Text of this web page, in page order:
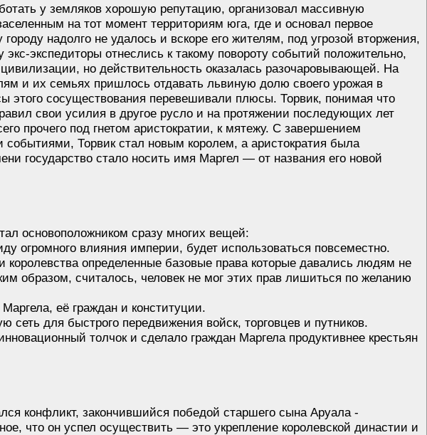
у земляков хорошую репутацию, организовал массивную
на тот момент территориям юга, где и основал первое
надолго не удалось и вскоре его жителям, под угрозой вторжения,
экспедиторы отнеслись к такому повороту событий положительно,
но действительность оказалась разочаровывающей. На
и их семьях пришлось отдавать львиную долю своего урожая в
этого сосуществования перевешивали плюсы. Торвик, понимая что
свои усилия в другое русло и на протяжении последующих лет
прочего под гнетом аристократии, к мятежу. С завершением
Торвик стал новым королем, а аристократия была
государство стало носить имя Маргел — от названия его новой
основоположником сразу многих вещей:
огромного влияния империи, будет использоваться повсеместно.
определенные базовые права которые давались людям не
образом, считалось, человек не мог этих прав лишиться по желанию
её граждан и конституции.
для быстрого передвижения войск, торговцев и путников.
толчок и сделало граждан Маргела продуктивнее крестьян
конфликт, закончившийся победой старшего сына Аруала -
что он успел осуществить — это укрепление королевской династии и